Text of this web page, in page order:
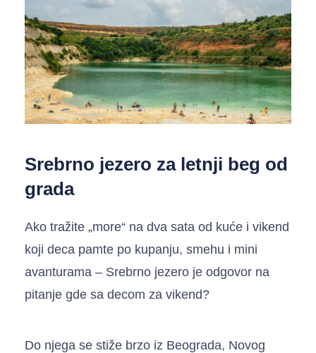
Srebrno jezero za letnji beg od
grada
Ako tražite „more“ na dva sata od kuće i vikend
koji deca pamte po kupanju, smehu i mini
avanturama – Srebrno jezero je odgovor na
pitanje gde sa decom za vikend?
Do njega se stiže brzo iz Beograda, Novog